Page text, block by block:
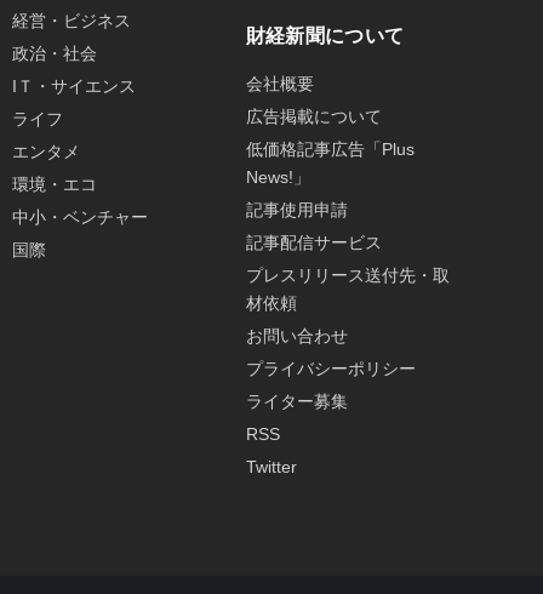
経営・ビジネス
政治・社会
IＴ・サイエンス
ライフ
エンタメ
環境・エコ
中小・ベンチャー
国際
財経新聞について
会社概要
広告掲載について
低価格記事広告「Plus
News!」
記事使用申請
記事配信サービス
プレスリリース送付先・取
材依頼
お問い合わせ
プライバシーポリシー
ライター募集
RSS
Twitter